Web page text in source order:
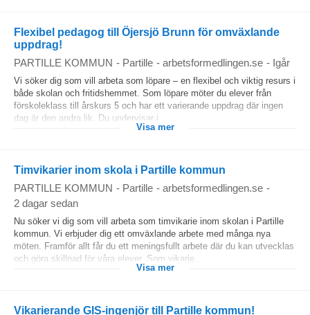
Flexibel pedagog till Öjersjö Brunn för omväxlande
uppdrag!
PARTILLE KOMMUN - Partille - arbetsformedlingen.se - Igår
Vi söker dig som vill arbeta som löpare – en flexibel och viktig resurs i
både skolan och fritidshemmet. Som löpare möter du elever från
förskoleklass till årskurs 5 och har ett varierande uppdrag där ingen
dag är den andra lik. Du undervisar i...
Visa mer
Timvikarier inom skola i Partille kommun
PARTILLE KOMMUN - Partille - arbetsformedlingen.se -
2 dagar sedan
Nu söker vi dig som vill arbeta som timvikarie inom skolan i Partille
kommun. Vi erbjuder dig ett omväxlande arbete med många nya
möten. Framför allt får du ett meningsfullt arbete där du kan utvecklas
och göra skillnad för våra elever. Som vikarie...
Visa mer
Vikarierande GIS-ingenjör till Partille kommun!